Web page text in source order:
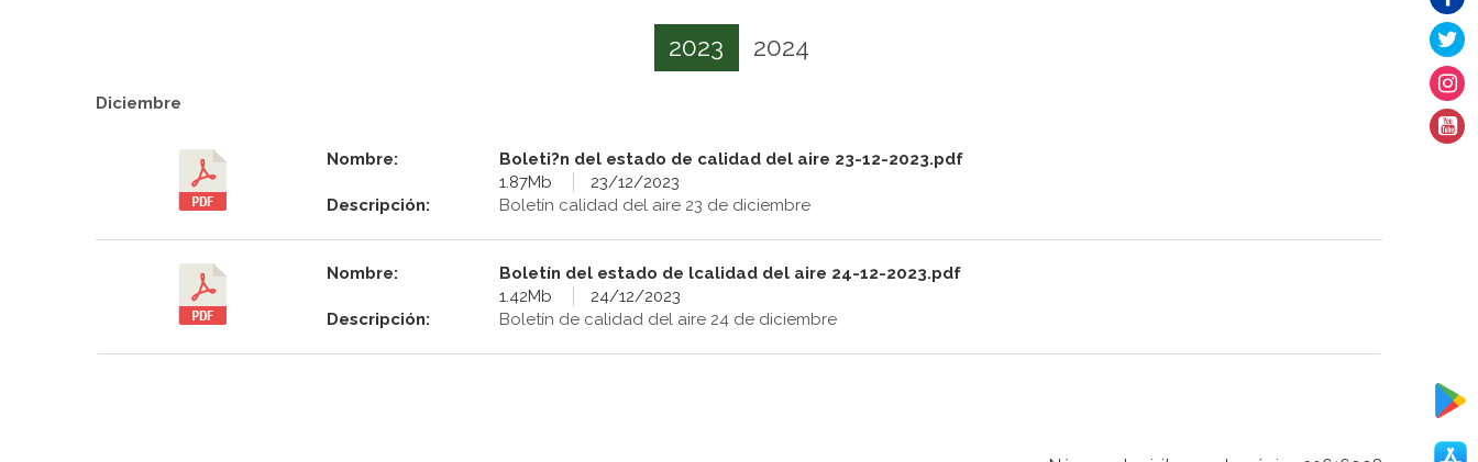
2023 2024
Diciembre
Nombre:
Boleti?n del estado de calidad del aire 23-12-2023.pdf
1.87Mb
23/12/2023
Descripción:
Boletín calidad del aire 23 de diciembre
Nombre:
Boletín del estado de lcalidad del aire 24-12-2023.pdf
1.42Mb
24/12/2023
Descripción:
Boletín de calidad del aire 24 de diciembre